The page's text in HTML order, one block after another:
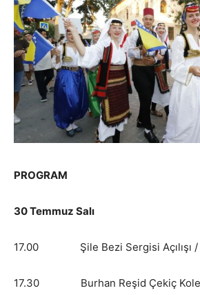
PROGRAM
30 Temmuz Salı
17.00 Şile Bezi Sergisi Açılışı /
17.30 Burhan Reşid Çekiç